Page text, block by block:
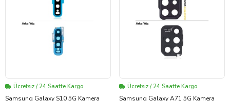
Ücretsiz / 24 Saatte Kargo
Samsung Galaxy S10 5G Kamera
Ücretsiz / 24 Saatte Kargo
Samsung Galaxy A71 5G Kamera